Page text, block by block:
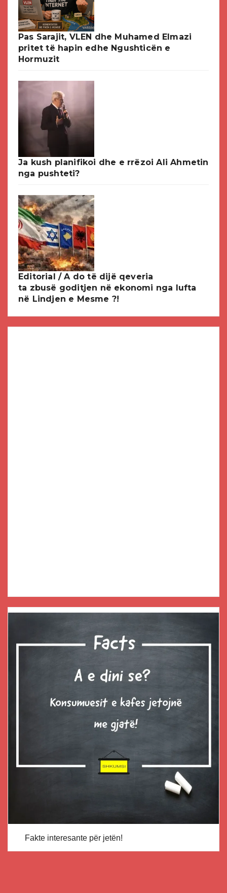
Pas Sarajit, VLEN dhe Muhamed Elmazi
pritet të hapin edhe Ngushticën e
Hormuzit
Ja kush planifikoi dhe e rrëzoi Ali Ahmetin
nga pushteti?
Editorial / A do të dijë qeveria
ta zbusë goditjen në ekonomi nga lufta
në Lindjen e Mesme ?!
Fakte interesante për jetën!